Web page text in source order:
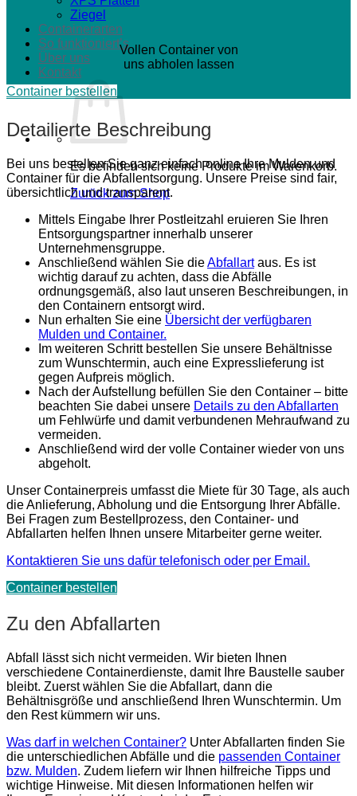
Ziegel
Containerarten
So funktioniert’s
Über uns
Kontakt
Es befinden sich keine Produkte im Warenkorb.
Zurück zum Shop
Vollen Container von
uns abholen lassen
Container bestellen
Detailierte Beschreibung
Bei uns bestellen Sie ganz einfach online Ihre Mulden und
Container für die Abfallentsorgung. Unsere Preise sind fair,
übersichtlich und transparent.
Mittels Eingabe Ihrer Postleitzahl eruieren Sie Ihren
Entsorgungspartner innerhalb unserer
Unternehmensgruppe.
Anschließend wählen Sie dieAbfallartaus. Es ist
wichtig darauf zu achten, dass die Abfälle
ordnungsgemäß, also laut unseren Beschreibungen, in
den Containern entsorgt wird.
Nun erhalten Sie eine Übersicht der verfügbaren
Mulden und Container.
Im weiteren Schritt bestellen Sie unsere Behältnisse
zum Wunschtermin, auch eine Expresslieferung ist
gegen Aufpreis möglich.
Nach der Aufstellung befüllen Sie den Container – bitte
beachten Sie dabei unsere Details zu den Abfallarten
um Fehlwürfe und damit verbundenen Mehraufwand zu
vermeiden.
Anschließend wird der volle Container wieder von uns
abgeholt.
Unser Containerpreis umfasst die Miete für 30 Tage, als auch
die Anlieferung, Abholung und die Entsorgung Ihrer Abfälle.
Bei Fragen zum Bestellprozess, den Container- und
Abfallarten helfen Ihnen unsere Mitarbeiter gerne weiter.
Kontaktieren Sie uns dafür telefonisch oder per Email.
Container bestellen
Zu den Abfallarten
Abfall lässt sich nicht vermeiden. Wir bieten Ihnen
verschiedene Containerdienste, damit Ihre Baustelle sauber
bleibt. Zuerst wählen Sie die Abfallart, dann die
Behältnisgröße und anschließend Ihren Wunschtermin. Um
den Rest kümmern wir uns.
Was darf in welchen Container? Unter Abfallarten finden Sie
die unterschiedlichen Abfälle und die passenden Container
bzw. Mulden. Zudem liefern wir Ihnen hilfreiche Tipps und
wichtige Hinweise. Mit diesen Informationen helfen wir